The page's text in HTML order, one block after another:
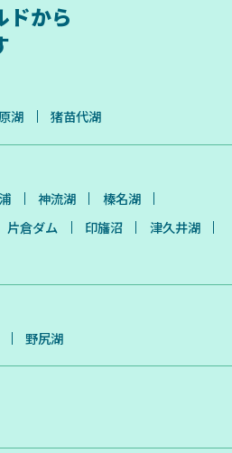
ドから
湖 猪苗代湖
神流湖
榛名湖
片倉ダム 印旛沼
津久井湖
野尻湖